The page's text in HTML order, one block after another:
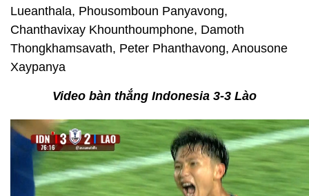
Lueanthala, Phousomboun Panyavong,
Chanthavixay Khounthoumphone, Damoth
Thongkhamsavath, Peter Phanthavong, Anousone
Xaypanya
Video bàn thắng Indonesia 3-3 Lào